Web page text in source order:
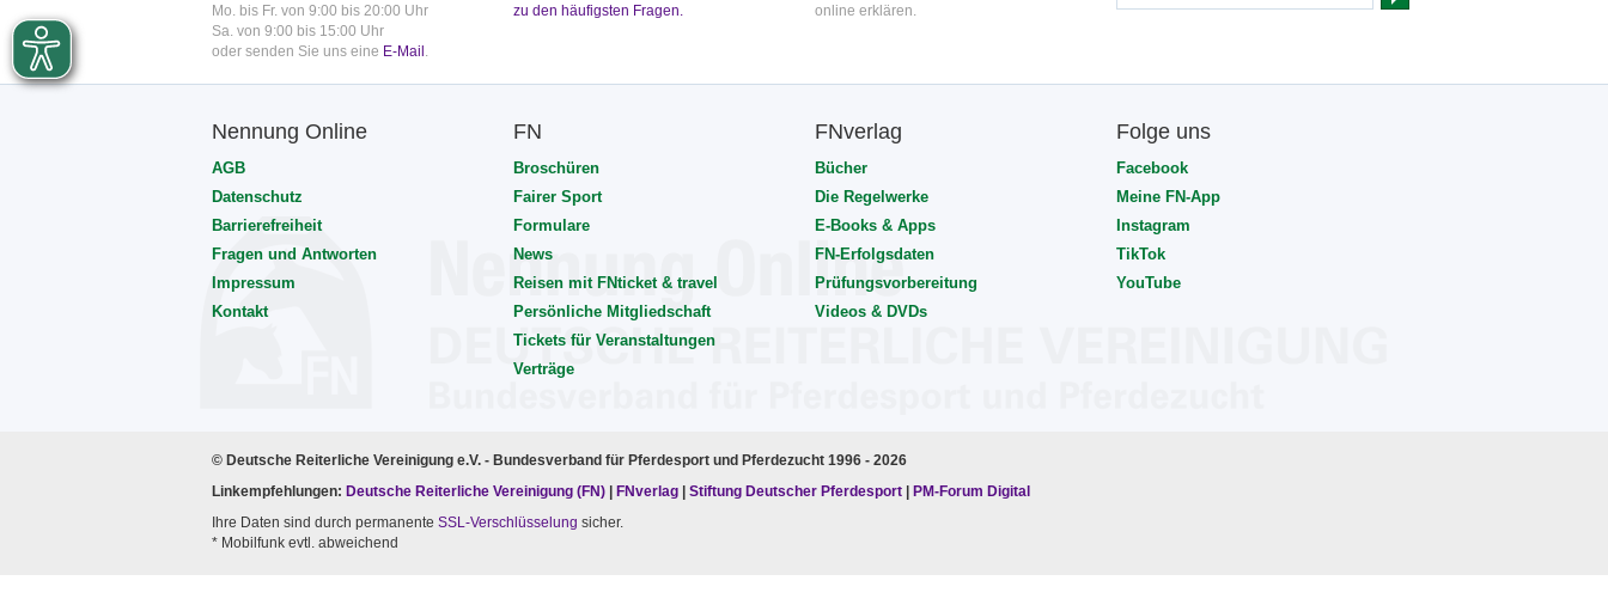
Mo. bis Fr. von 9:00 bis 20:00 Uhr
Sa. von 9:00 bis 15:00 Uhr
oder senden Sie uns eine E-Mail .
zu den häufigsten Fragen.
online erklären.
Nennung Online
AGB
Datenschutz
Barrierefreiheit
Fragen und Antworten
Impressum
Kontakt
FN
Broschüren
Fairer Sport
Formulare
News
Reisen mit FNticket & travel
Persönliche Mitgliedschaft
Tickets für Veranstaltungen
Verträge
FNverlag
Bücher
Die Regelwerke
E-Books & Apps
FN-Erfolgsdaten
Prüfungsvorbereitung
Videos & DVDs
Folge uns
Facebook
Meine FN-App
Instagram
TikTok
YouTube
© Deutsche Reiterliche Vereinigung e.V. - Bundesverband für Pferdesport und Pferdezucht 1996 - 2026
Linkempfehlungen: Deutsche Reiterliche Vereinigung (FN) FNverlag Stiftung Deutscher Pferdesport
PM-Forum Digital
Ihre Daten sind durch permanente SSL-Verschlüsselung sicher.
* Mobilfunk evtl. abweichend